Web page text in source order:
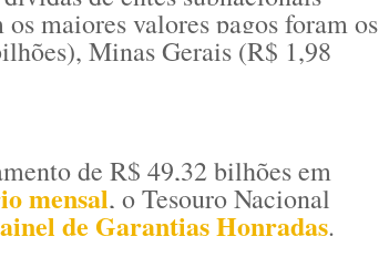
maiores valores pagos foram os
Minas Gerais (R$ 1,98
de R$ 49,32 bilhões em
mensal, o Tesouro Nacional
de Garantias Honradas.